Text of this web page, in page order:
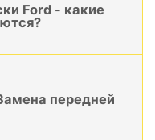
Ford - какие
передней